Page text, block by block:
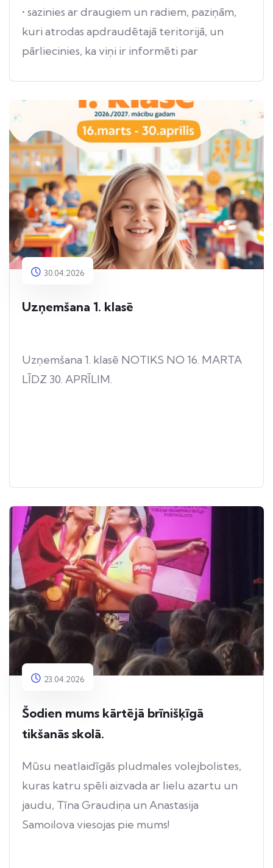
• sazinies ar draugiem un radiem, paziņām,
kuri atrodas apdraudētajā teritorijā, un
pārliecinies, ka viņi ir informēti par
30.04.2026
Uzņemšana 1. klasē
Uzņemšana 1. klasē NOTIKS NO 16. MARTA
LĪDZ 30. APRĪLIM.
23.04.2026
Šodien mums kārtējā brīnišķīgā
tikšanās skolā.
Mūsu neatlaidīgās pludmales volejbolistes,
kuras katru spēli aizvada ar lielu azartu un
jaudu, Tīna Graudiņa un Anastasija
Samoilova viesojas pie mums!